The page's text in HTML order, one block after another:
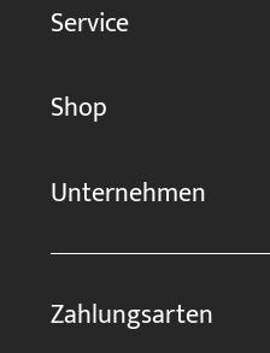
Service
Shop
Unternehmen
Zahlungsarten